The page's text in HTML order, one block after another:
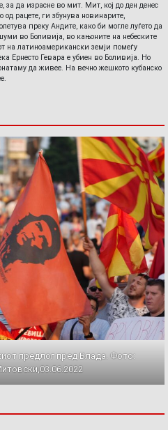
за да израсне во мит. Мит, кој до ден денес
од рацете, ги збунува новинарите,
преку Андите, како би могле луѓето да
во Боливија, во кањоните на небеските
на латиноамерикански земји помеѓу
Ернесто Гевара е убиен во Боливија. Но
да живее. На вечно жешкото кубанско
предлог пред Влада. Фото: